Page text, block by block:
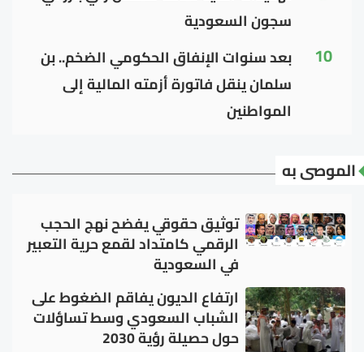
سجون السعودية
10
بعد سنوات الإنفاق الحكومي الضخم.. بن
سلمان ينقل فاتورة أزمته المالية إلى
المواطنين
الموصى به
توثيق حقوقي يفضح نهج الحجب
الرقمي كامتداد لقمع حرية التعبير
في السعودية
ارتفاع الديون يفاقم الضغوط على
الشباب السعودي وسط تساؤلات
حول حصيلة رؤية 2030